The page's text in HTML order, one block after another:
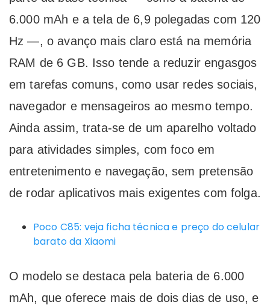
6.000 mAh e a tela de 6,9 ​​polegadas com 120
Hz —, o avanço mais claro está na memória
RAM de 6 GB. Isso tende a reduzir engasgos
em tarefas comuns, como usar redes sociais,
navegador e mensageiros ao mesmo tempo.
Ainda assim, trata-se de um aparelho voltado
para atividades simples, com foco em
entretenimento e navegação, sem pretensão
de rodar aplicativos mais exigentes com folga.
Poco C85: veja ficha técnica e preço do celular
barato da Xiaomi
O modelo se destaca pela bateria de 6.000
mAh, que oferece mais de dois dias de uso, e